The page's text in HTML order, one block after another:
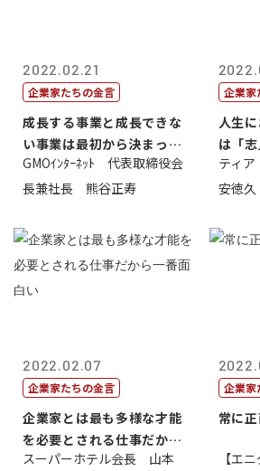
2022.02.21
企業家たちの金言
成長する事業と成長できな
い事業は最初から決まって
いる
GMOｲﾝﾀｰﾈｯﾄ 代表取締役会
長兼社長 熊谷正寿
企業家
人生
は「
ティ
安徳久
2022.02.07
企業家たちの金言
企業家とは最も多様な才能
を必要とされる仕事だから
一番面白い
スーパーホテル会長 山本
企業家
常に
【エ